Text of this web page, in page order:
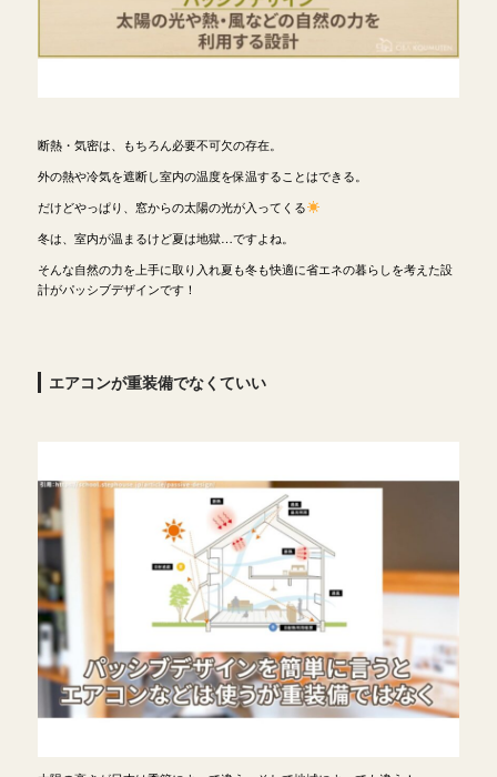
断熱・気密は、もちろん必要不可欠の存在。
外の熱や冷気を遮断し室内の温度を保温することはできる。
だけどやっぱり、窓からの太陽の光が入ってくる
冬は、室内が温まるけど夏は地獄…ですよね。
そんな自然の力を上手に取り入れ夏も冬も快適に省エネの暮らしを考えた設
計がパッシブデザインです！
エアコンが重装備でなくていい